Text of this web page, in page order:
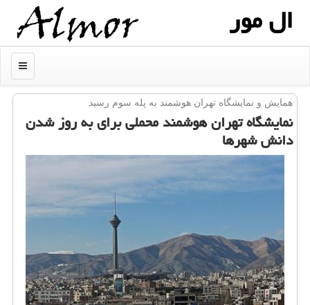
ال مور
منو
همایش و نمایشگاه تهران هوشمند به پله سوم رسید
نمایشگاه تهران هوشمند محملی برای به روز شدن
دانش شهرها